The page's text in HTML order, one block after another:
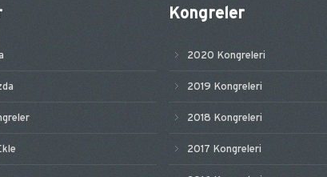
Kongreler
2020 Kongreleri
2019 Kongreleri
2018 Kongreleri
2017 Kongreleri